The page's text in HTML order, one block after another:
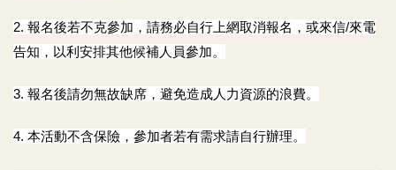
2. 報名後若不克參加，請務必自行上網取消報名，或來信/來電
告知，以利安排其他候補人員參加。
3. 報名後請勿無故缺席，避免造成人力資源的浪費。
4. 本活動不含保險，參加者若有需求請自行辦理。